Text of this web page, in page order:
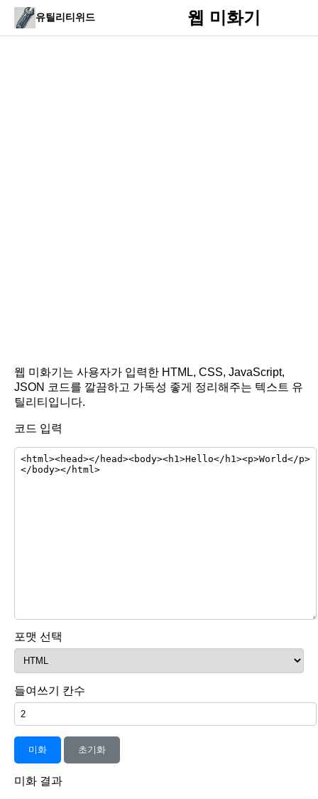
유틸리티위드 웹 미화기
웹 미화기는 사용자가 입력한 HTML, CSS, JavaScript,
JSON 코드를 깔끔하고 가독성 좋게 정리해주는 텍스트 유
틸리티입니다.
코드 입력
포맷 선택
들여쓰기 칸수
미화 초기화
미화 결과